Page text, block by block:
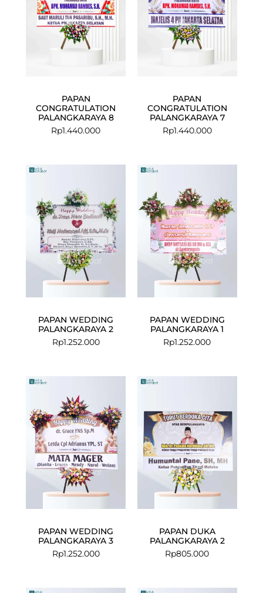
PAPAN
CONGRATULATION
PALANGKARAYA 8
Rp1.440.000
PAPAN
CONGRATULATION
PALANGKARAYA 7
Rp1.440.000
PAPAN WEDDING
PALANGKARAYA 2
Rp1.252.000
PAPAN WEDDING
PALANGKARAYA 1
Rp1.252.000
PAPAN WEDDING
PALANGKARAYA 3
Rp1.252.000
PAPAN DUKA
PALANGKARAYA 2
Rp805.000